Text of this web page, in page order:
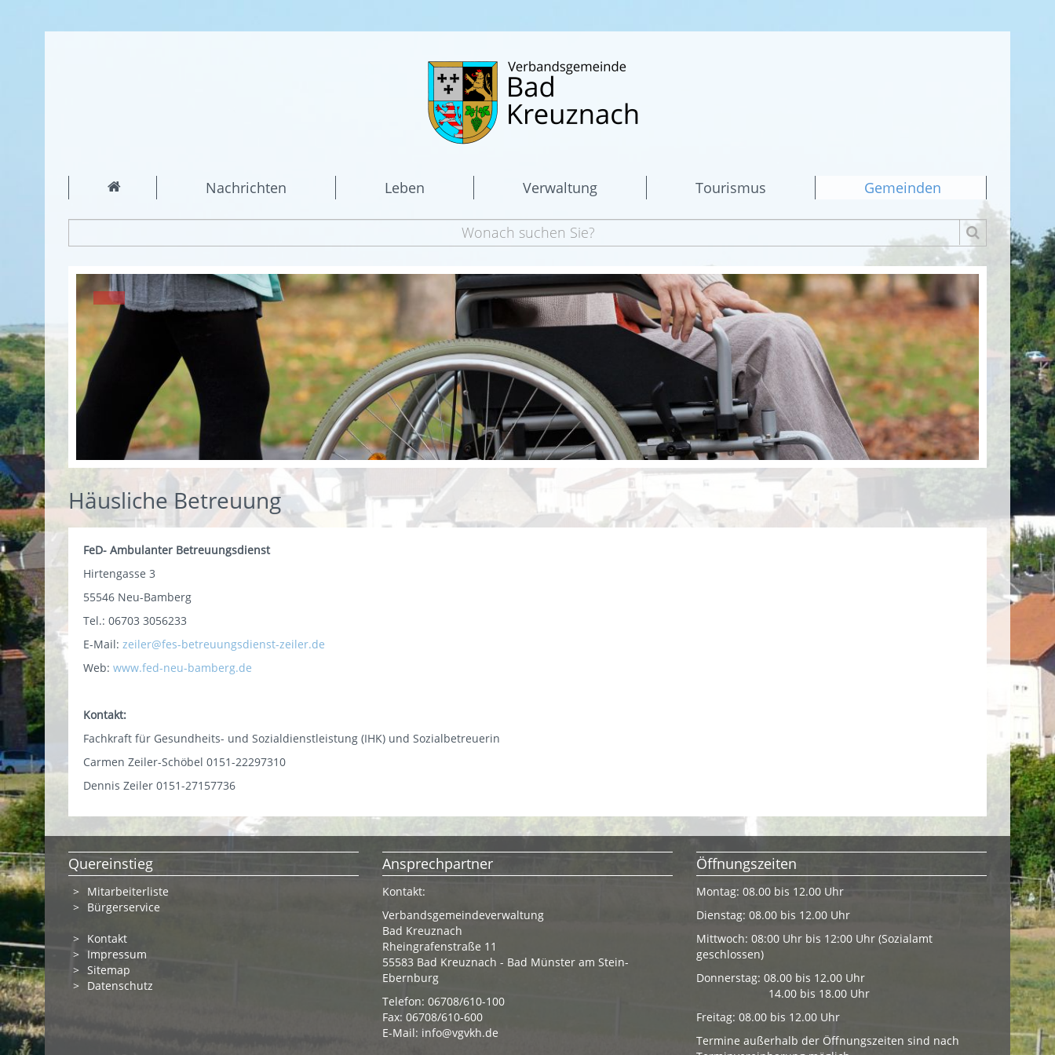
Nachrichten Leben Verwaltung Tourismus Gemeinden
Häusliche Betreuung
FeD- Ambulanter Betreuungsdienst
Hirtengasse 3
55546 Neu-Bamberg
Tel.: 06703 3056233
E-Mail: zeiler@fes-betreuungsdienst-zeiler.de
Web: www.fed-neu-bamberg.de
Kontakt:
Fachkraft für Gesundheits- und Sozialdienstleistung (IHK) und Sozialbetreuerin
Carmen Zeiler-Schöbel 0151-22297310
Dennis Zeiler 0151-27157736
Quereinstieg
Mitarbeiterliste
Bürgerservice
Kontakt
Impressum
Sitemap
Datenschutz
Ansprechpartner
Kontakt:
Verbandsgemeindeverwaltung
Bad Kreuznach
Rheingrafenstraße 11
55583 Bad Kreuznach - Bad Münster am Stein-
Ebernburg
Telefon: 06708/610-100
Fax: 06708/610-600
E-Mail: info@vgvkh.de
Öffnungszeiten
Montag: 08.00 bis 12.00 Uhr
Dienstag: 08.00 bis 12.00 Uhr
Mittwoch: 08:00 Uhr bis 12:00 Uhr (Sozialamt
geschlossen)
Donnerstag: 08.00 bis 12.00 Uhr
14.00 bis 18.00 Uhr
Freitag: 08.00 bis 12.00 Uhr
Termine außerhalb der Öffnungszeiten sind nach